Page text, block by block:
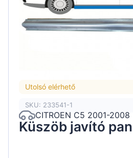
Utolsó elérhető
SKU: 233541-1
CITROEN C5 2001-2008
Küszöb javító